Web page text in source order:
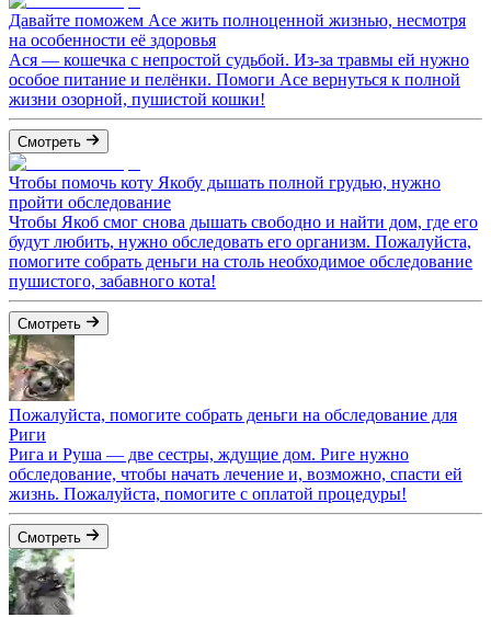
Давайте поможем Асе жить полноценной жизнью, несмотря
на особенности её здоровья
Ася — кошечка с непростой судьбой. Из-за травмы ей нужно
особое питание и пелёнки. Помоги Асе вернуться к полной
жизни озорной, пушистой кошки!
Смотреть
Чтобы помочь коту Якобу дышать полной грудью, нужно
пройти обследование
Чтобы Якоб смог снова дышать свободно и найти дом, где его
будут любить, нужно обследовать его организм. Пожалуйста,
помогите собрать деньги на столь необходимое обследование
пушистого, забавного кота!
Смотреть
Пожалуйста, помогите собрать деньги на обследование для
Риги
Рига и Руша — две сестры, ждущие дом. Риге нужно
обследование, чтобы начать лечение и, возможно, спасти ей
жизнь. Пожалуйста, помогите с оплатой процедуры!
Смотреть